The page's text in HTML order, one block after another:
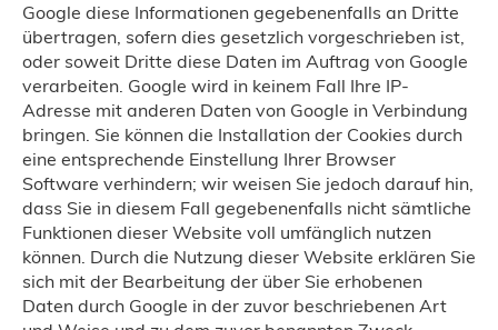
Google diese Informationen gegebenenfalls an Dritte
übertragen, sofern dies gesetzlich vorgeschrieben ist,
oder soweit Dritte diese Daten im Auftrag von Google
verarbeiten. Google wird in keinem Fall Ihre IP-
Adresse mit anderen Daten von Google in Verbindung
bringen. Sie können die Installation der Cookies durch
eine entsprechende Einstellung Ihrer Browser
Software verhindern; wir weisen Sie jedoch darauf hin,
dass Sie in diesem Fall gegebenenfalls nicht sämtliche
Funktionen dieser Website voll umfänglich nutzen
können. Durch die Nutzung dieser Website erklären Sie
sich mit der Bearbeitung der über Sie erhobenen
Daten durch Google in der zuvor beschriebenen Art